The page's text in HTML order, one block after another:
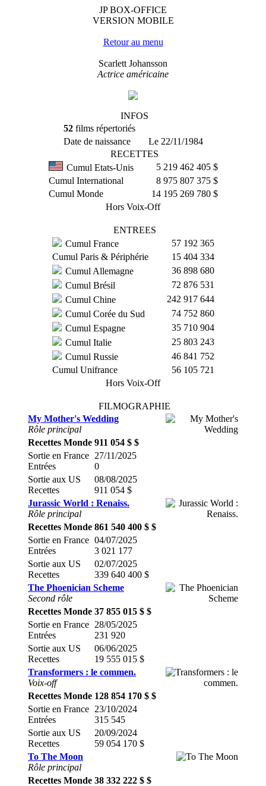
JP BOX-OFFICE
VERSION MOBILE
Retour au menu
Scarlett Johansson
Actrice américaine
INFOS
52films répertoriés
Date de naissance
Le 22/11/1984
RECETTES
Cumul Etats-Unis
5 219 462 405 $
Cumul International
8 975 807 375 $
Cumul Monde
14 195 269 780 $
Hors Voix-Off
ENTREES
Cumul France
57 192 365
Cumul Paris & Périphérie
15 404 334
Cumul Allemagne
36 898 680
Cumul Brésil
72 876 531
Cumul Chine
242 917 644
Cumul Corée du Sud
74 752 860
Cumul Espagne
35 710 904
Cumul Italie
25 803 243
Cumul Russie
46 841 752
Cumul Unifrance
56 105 721
Hors Voix-Off
FILMOGRAPHIE
My Mother's Wedding
Rôle principal
Recettes Monde 911 054 $ $
Sortie en France
Entrées
27/11/2025
0
Sortie aux US
Recettes
08/08/2025
911 054 $
Jurassic World : Renaiss.
Rôle principal
Recettes Monde 861 540 400 $ $
Sortie en France
Entrées
04/07/2025
3 021 177
Sortie aux US
Recettes
02/07/2025
339 640 400 $
The Phoenician Scheme
Second rôle
Recettes Monde 37 855 015 $ $
Sortie en France
Entrées
28/05/2025
231 920
Sortie aux US
Recettes
06/06/2025
19 555 015 $
Transformers : le commen.
Voix-off
Recettes Monde 128 854 170 $ $
Sortie en France
Entrées
23/10/2024
315 545
Sortie aux US
Recettes
20/09/2024
59 054 170 $
To The Moon
Rôle principal
Recettes Monde 38 332 222 $ $